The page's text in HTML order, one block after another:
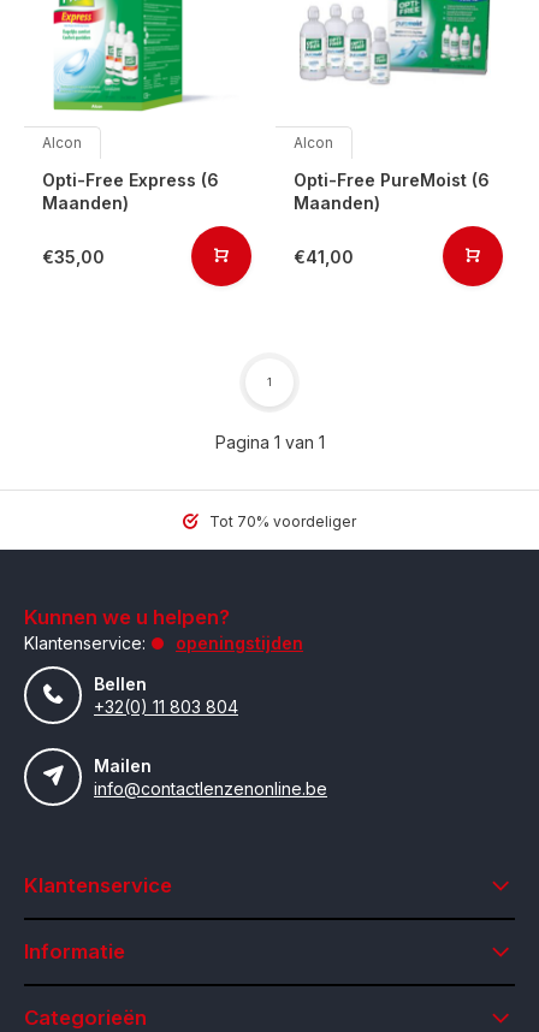
Alcon
Opti-Free Express (6
Maanden)
€35,00
Alcon
Opti-Free PureMoist (6
Maanden)
€41,00
Pagina 1 van 1
1
Tot 70% voordeliger
Kunnen we u helpen?
Klantenservice:
openingstijden
Bellen
+32(0) 11 803 804
Mailen
info@contactlenzenonline.be
Klantenservice
Informatie
Categorieën